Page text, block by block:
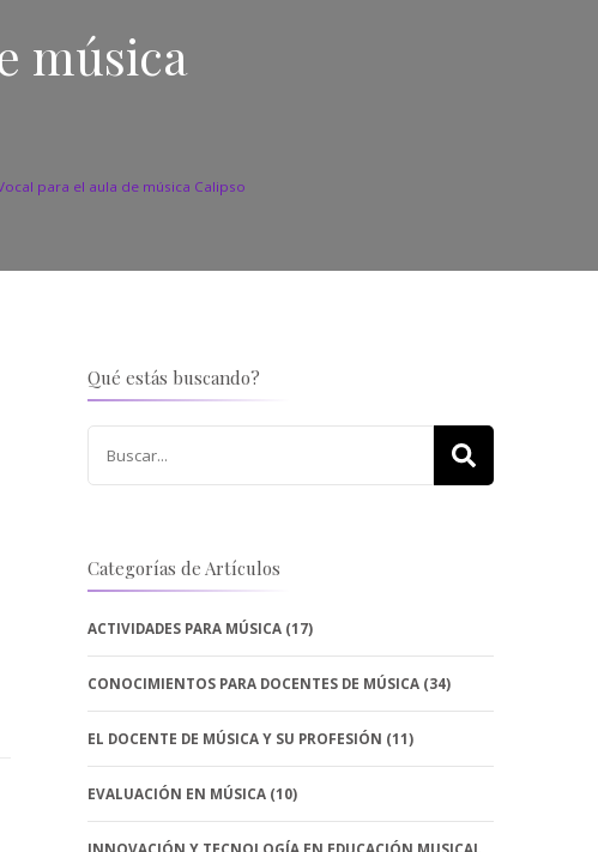
música
para el aula de música Calipso
Qué estás buscando?
Categorías de Artículos
ACTIVIDADES PARA MÚSICA(17)
CONOCIMIENTOS PARA DOCENTES DE MÚSICA(34)
EL DOCENTE DE MÚSICA Y SU PROFESIÓN (11)
EVALUACIÓN EN MÚSICA(10)